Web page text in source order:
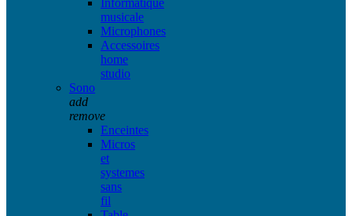
musicale
Microphones
Accessoires
home
studio
Sono
add
remove
Enceintes
Micros
et
systemes
sans
fil